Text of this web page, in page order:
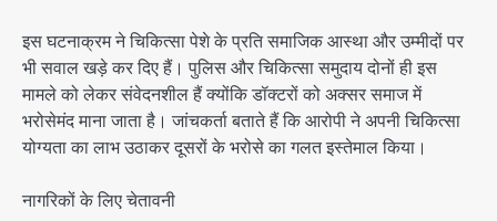
इस घटनाक्रम ने चिकित्सा पेशे के प्रति समाजिक आस्था और उम्मीदों पर
भी सवाल खड़े कर दिए हैं। पुलिस और चिकित्सा समुदाय दोनों ही इस
मामले को लेकर संवेदनशील हैं क्योंकि डॉक्टरों को अक्सर समाज में
भरोसेमंद माना जाता है। जांचकर्ता बताते हैं कि आरोपी ने अपनी चिकित्सा
योग्यता का लाभ उठाकर दूसरों के भरोसे का गलत इस्तेमाल किया।
नागरिकों के लिए चेतावनी